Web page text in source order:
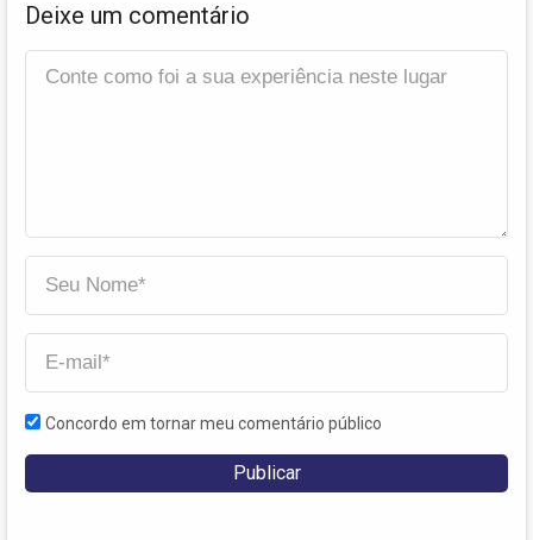
Deixe um comentário
Concordo em tornar meu comentário público